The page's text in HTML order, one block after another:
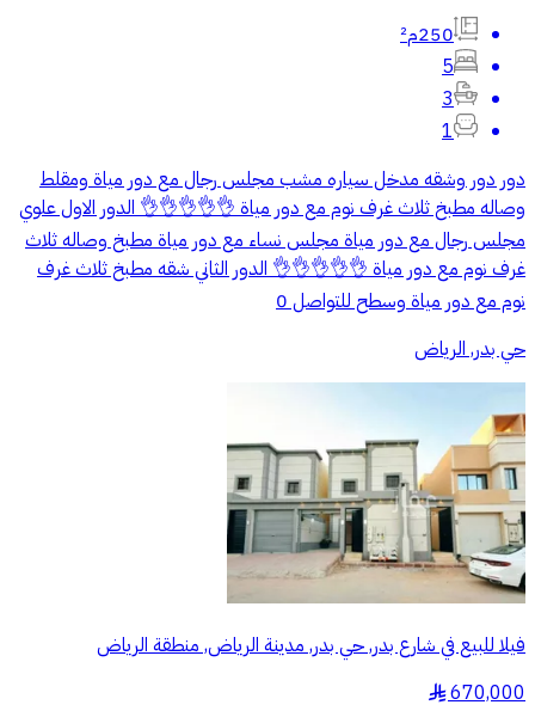
250م²
5
3
1
دور دور وشقه مدخل سياره مشب مجلس رجال مع دور مياة ومقلط
وصاله مطبخ ثلاث غرف نوم مع دور مياة 👌👌👌👌👌 الدور الاول علوي
مجلس رجال مع دور مياة مجلس نساء مع دور مياة مطبخ وصاله ثلاث
غرف نوم مع دور مياة 👌👌👌👌👌 الدور الثاني شقه مطبخ ثلاث غرف
نوم مع دور مياة وسطح للتواصل 0
حي بدر, الرياض
فيلا للبيع في شارع بدر, حي بدر, مدينة الرياض, منطقة الرياض
670,000
§